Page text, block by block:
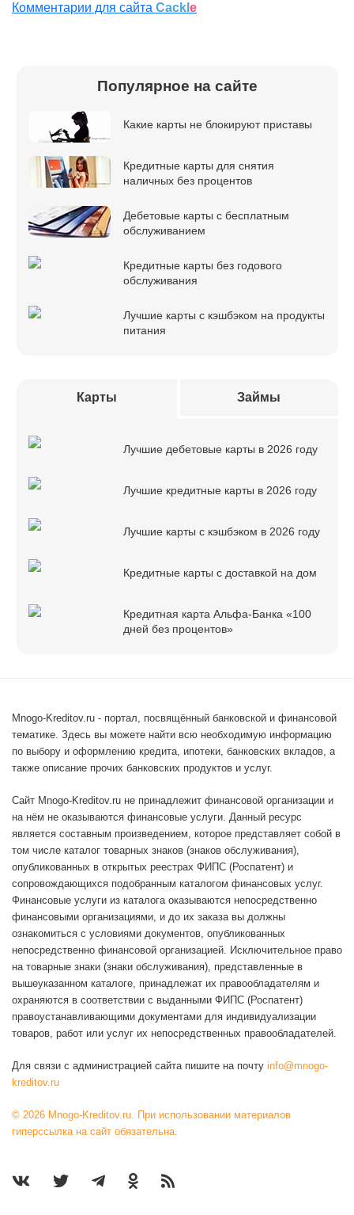
Комментарии для сайта Cackl e
Популярное на сайте
Какие карты не блокируют приставы
Кредитные карты для снятия
наличных без процентов
Дебетовые карты с бесплатным
обслуживанием
Кредитные карты без годового
обслуживания
Лучшие карты с кэшбэком на продукты
питания
Карты Займы
Лучшие дебетовые карты в 2026 году
Лучшие кредитные карты в 2026 году
Лучшие карты с кэшбэком в 2026 году
Кредитные карты с доставкой на дом
Кредитная карта Альфа-Банка «100
дней без процентов»
Mnogo-Kreditov.ru - портал, посвящённый банковской и финансовой
тематике. Здесь вы можете найти всю необходимую информацию
по выбору и оформлению кредита, ипотеки, банковских вкладов, а
также описание прочих банковских продуктов и услуг.
Сайт Mnogo-Kreditov.ru не принадлежит финансовой организации и
на нём не оказываются финансовые услуги. Данный ресурс
является составным произведением, которое представляет собой в
том числе каталог товарных знаков (знаков обслуживания),
опубликованных в открытых реестрах ФИПС (Роспатент) и
сопровождающихся подобранным каталогом финансовых услуг.
Финансовые услуги из каталога оказываются непосредственно
финансовыми организациями, и до их заказа вы должны
ознакомиться с условиями документов, опубликованных
непосредственно финансовой организацией. Исключительное право
на товарные знаки (знаки обслуживания), представленные в
вышеуказанном каталоге, принадлежат их правообладателям и
охраняются в соответствии с выданными ФИПС (Роспатент)
правоустанавливающими документами для индивидуализации
товаров, работ или услуг их непосредственных правообладателей.
Для связи с администрацией сайта пишите на почту info@mnogo-
kreditov.ru
© 2026 Mnogo-Kreditov.ru. При использовании материалов
гиперссылка на сайт обязательна.